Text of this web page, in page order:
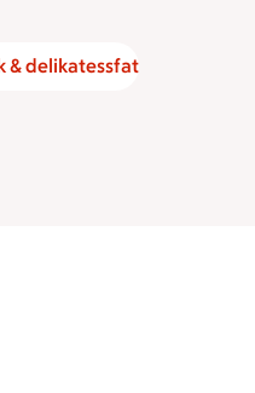
& delikatessfat